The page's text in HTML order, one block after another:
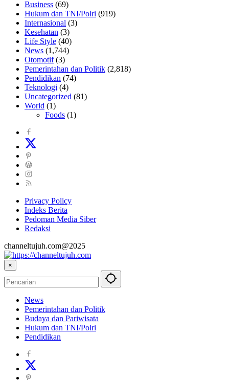
Business (69)
Hukum dan TNI/Polri (919)
Internasional (3)
Kesehatan (3)
Life Style (40)
News (1,744)
Otomotif(3)
Pemerintahan dan Politik (2,818)
Pendidikan (74)
Teknologi (4)
Uncategorized (81)
World (1)
Foods (1)
Privacy Policy
Indeks Berita
Pedoman Media Siber
Redaksi
channeltujuh.com@2025
×
News
Pemerintahan dan Politik
Budaya dan Pariwisata
Hukum dan TNI/Polri
Pendidikan